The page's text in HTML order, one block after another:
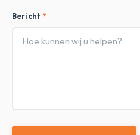
Bericht *